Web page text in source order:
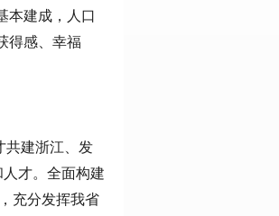
本建成，人口
得感、幸福
共建浙江、发
才。全面构建
充分发挥我省